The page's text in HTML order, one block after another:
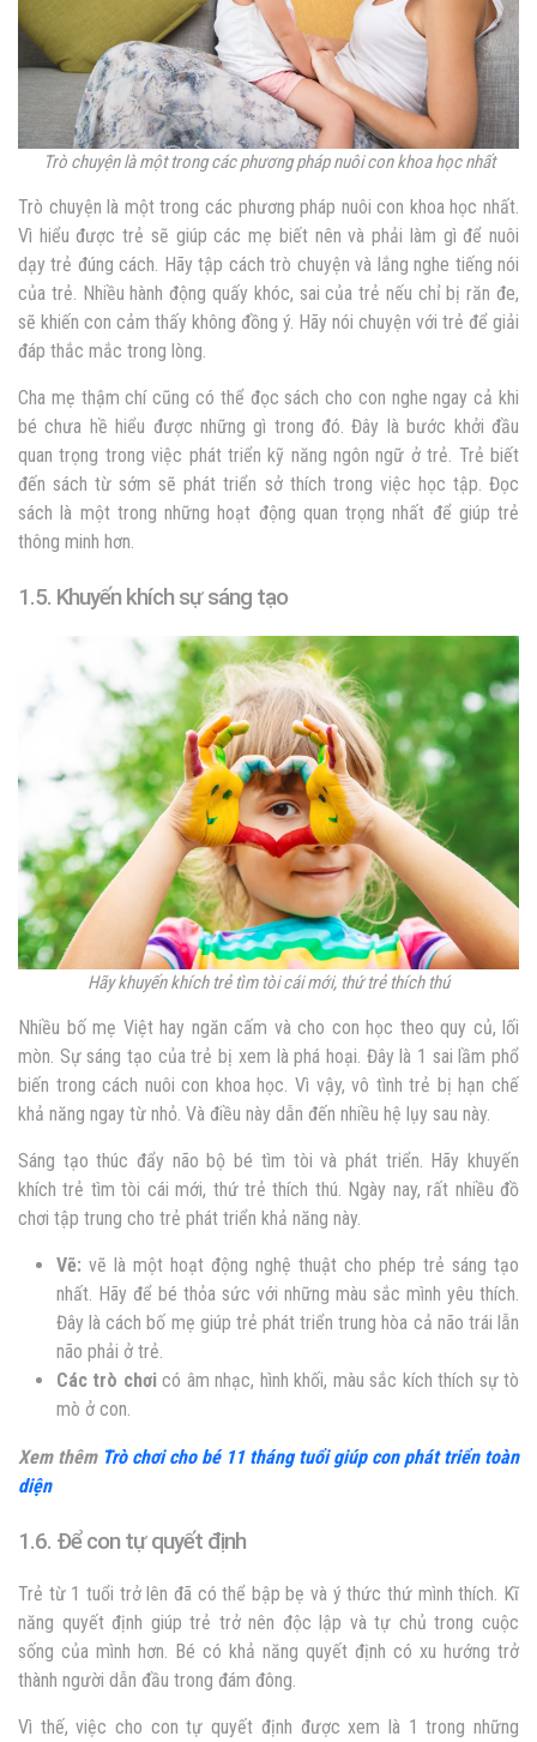
Trò chuyện là một trong các phương pháp nuôi con khoa học nhất
Trò chuyện là một trong các phương pháp nuôi con khoa học nhất.
Vì hiểu được trẻ sẽ giúp các mẹ biết nên và phải làm gì để nuôi
dạy trẻ đúng cách. Hãy tập cách trò chuyện và lắng nghe tiếng nói
của trẻ. Nhiều hành động quấy khóc, sai của trẻ nếu chỉ bị răn đe,
sẽ khiến con cảm thấy không đồng ý. Hãy nói chuyện với trẻ để giải
đáp thắc mắc trong lòng.
Cha mẹ thậm chí cũng có thể đọc sách cho con nghe ngay cả khi
bé chưa hề hiểu được những gì trong đó. Đây là bước khởi đầu
quan trọng trong việc phát triển kỹ năng ngôn ngữ ở trẻ. Trẻ biết
đến sách từ sớm sẽ phát triển sở thích trong việc học tập. Đọc
sách là một trong những hoạt động quan trọng nhất để giúp trẻ
thông minh hơn.
1.5. Khuyến khích sự sáng tạo
Hãy khuyến khích trẻ tìm tòi cái mới, thứ trẻ thích thú
Nhiều bố mẹ Việt hay ngăn cấm và cho con học theo quy củ, lối
mòn. Sự sáng tạo của trẻ bị xem là phá hoại. Đây là 1 sai lầm phổ
biến trong cách nuôi con khoa học. Vì vậy, vô tình trẻ bị hạn chế
khả năng ngay từ nhỏ. Và điều này dẫn đến nhiều hệ lụy sau này.
Sáng tạo thúc đẩy não bộ bé tìm tòi và phát triển. Hãy khuyến
khích trẻ tìm tòi cái mới, thứ trẻ thích thú. Ngày nay, rất nhiều đồ
chơi tập trung cho trẻ phát triển khả năng này.
Vẽ: vẽ là một hoạt động nghệ thuật cho phép trẻ sáng tạo
nhất. Hãy để bé thỏa sức với những màu sắc mình yêu thích.
Đây là cách bố mẹ giúp trẻ phát triển trung hòa cả não trái lẫn
não phải ở trẻ.
Các trò chơi có âm nhạc, hình khối, màu sắc kích thích sự tò
mò ở con.
Xem thêm Trò chơi cho bé 11 tháng tuổi giúp con phát triển toàn
diện
1.6. Để con tự quyết định
Trẻ từ 1 tuổi trở lên đã có thể bập bẹ và ý thức thứ mình thích. Kĩ
năng quyết định giúp trẻ trở nên độc lập và tự chủ trong cuộc
sống của mình hơn. Bé có khả năng quyết định có xu hướng trở
thành người dẫn đầu trong đám đông.
Vì thế, việc cho con tự quyết định được xem là 1 trong những